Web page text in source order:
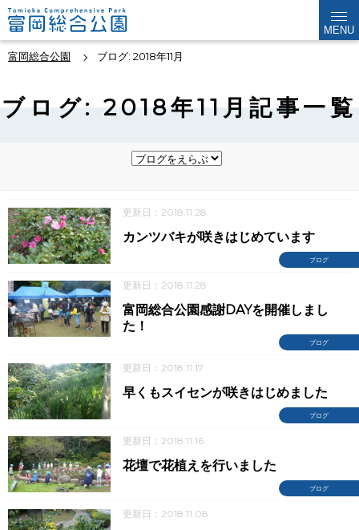
MENU
富岡総合公園 ブログ: 2018年11月
ブログ: 2018年11月記事一覧
更新日：2018.11.28
ブログ
カンツバキが咲きはじめています
更新日：2018.11.28
ブログ
富岡総合公園感謝DAYを開催しまし
た！
更新日：2018.11.17
ブログ
早くもスイセンが咲きはじめました
更新日：2018.11.16
ブログ
花壇で花植えを行いました
更新日：2018.11.08